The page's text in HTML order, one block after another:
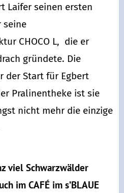
Laifer seinen ersten
seine
CHOCO L, die er
gründete. Die
der Start für Egbert
Pralinentheke ist sie
nicht mehr die einzige
viel Schwarzwälder
im CAFÉ im s’BLAUE